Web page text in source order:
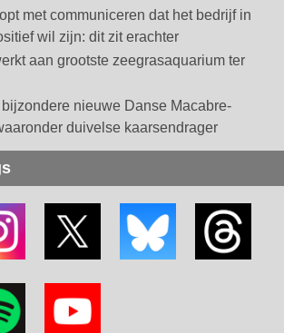
met communiceren dat het bedrijf in
wil zijn: dit zit erachter
aan grootste zeegrasaquarium ter
nieuwe Danse Macabre-
duivelse kaarsendrager